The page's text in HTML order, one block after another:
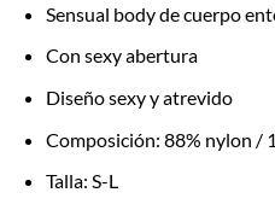
Sensual body de cuerpo
Con sexy abertura
Diseño sexy y atrevido
Composición: 88% nylon /
Talla: S-L